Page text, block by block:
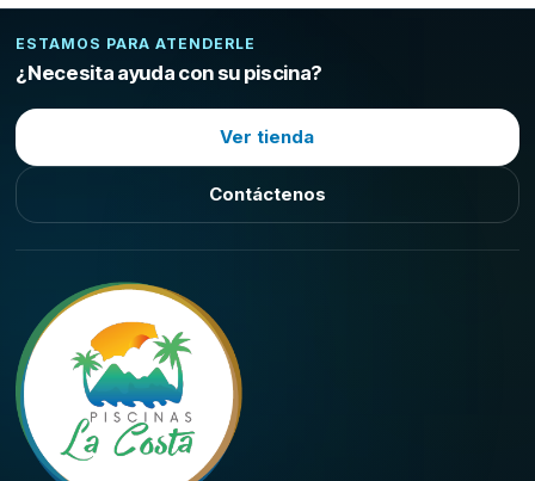
ESTAMOS PARA ATENDERLE
¿Necesita ayuda con su piscina?
Ver tienda
Contáctenos